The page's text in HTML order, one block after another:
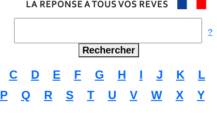
?
C D E F G H I J K L
P Q R S T U V W X Y